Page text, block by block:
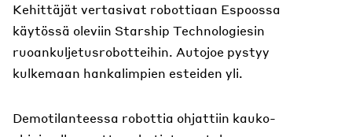
Kehittäjät vertasivat robottiaan Espoossa
käytössä oleviin Starship Technologiesin
ruoankuljetusrobotteihin. Autojoe pystyy
kulkemaan hankalimpien esteiden yli.
Demotilanteessa robottia ohjattiin kauko-